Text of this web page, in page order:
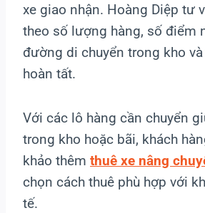
xe giao nhận. Hoàng Diệp tư
theo số lượng hàng, số điểm
đường di chuyển trong kho
hoàn tất.
Với các lô hàng cần chuyển
trong kho hoặc bãi, khách
khảo thêm thuê xe nâng
chọn cách thuê phù hợp với
tế.